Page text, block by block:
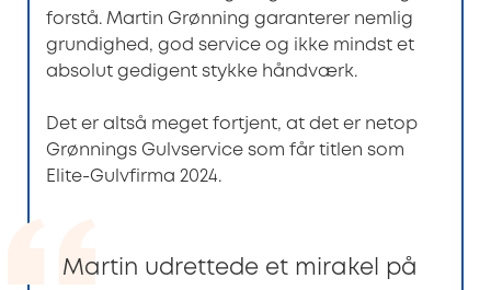
forstå. Martin Grønning garanterer nemlig
grundighed, god service og ikke mindst et
absolut gedigent stykke håndværk.
Det er altså meget fortjent, at det er netop
Grønnings Gulvservice som får titlen som
Elite-Gulvfirma 2024.
Martin udrettede et mirakel på